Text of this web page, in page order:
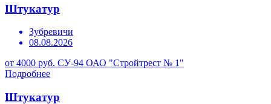
Штукатур
Зубревичи
08.08.2026
от 4000 руб. СУ-94 ОАО "Стройтрест № 1"
Подробнее
Штукатур